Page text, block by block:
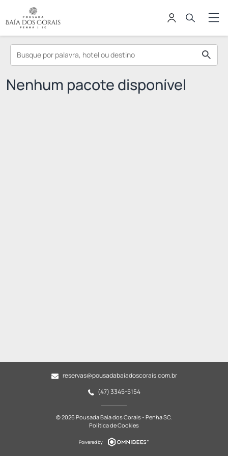
Nenhum pacote disponível
reservas@pousadabaiadoscorais.com.br
(47) 3345-5154
© 2026 Pousada Baia dos Corais - Penha SC.
Política de Cookies
Powered by